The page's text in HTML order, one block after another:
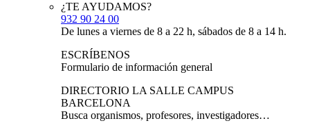
¿TE AYUDAMOS?
932 90 24 00
De lunes a viernes de 8 a 22 h, sábados de 8 a 14 h.
ESCRÍBENOS
Formulario de información general
DIRECTORIO LA SALLE CAMPUS
BARCELONA
Busca organismos, profesores, investigadores…